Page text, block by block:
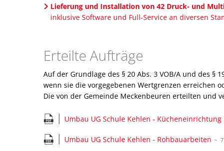
Lieferung und Installation von 42 Druck- und
inklusive Software und Full-Service an diversen
Erteilte Aufträge
Auf der Grundlage des § 20 Abs. 3 VOB/A und des §
wenn sie die vorgegebenen Wertgrenzen erreichen
Die von der Gemeinde Meckenbeuren erteilten und
Umbau UG Schule Kehlen - Kücheneinrichtung
Umbau UG Schule Kehlen - Rohbauarbeiten ~